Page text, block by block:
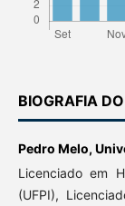
BIOGRAFIA
Pedro Melo,
Licenciado em
(UFPI),